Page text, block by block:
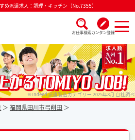
め派遣求人：調理・キッチン（No.7355）
お仕事検索カンタン登録
ジョブ ※Indeed 派遣製造カテゴリー 2025年8月 自社調べ
福岡県田川市弓削田